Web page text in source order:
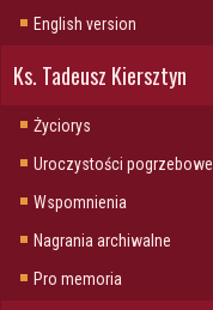
English version
Ks. Tadeusz Kiersztyn
Życiorys
Uroczystości pogrzebowe
Wspomnienia
Nagrania archiwalne
Pro memoria